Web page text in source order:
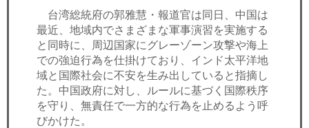
台湾総統府の郭雅慧・報道官は同日、中国は
最近、地域内でさまざまな軍事演習を実施する
と同時に、周辺国家にグレーゾーン攻撃や海上
での強迫行為を仕掛けており、インド太平洋地
域と国際社会に不安を生み出していると指摘し
た。中国政府に対し、ルールに基づく国際秩序
を守り、無責任で一方的な行為を止めるよう呼
びかけた。